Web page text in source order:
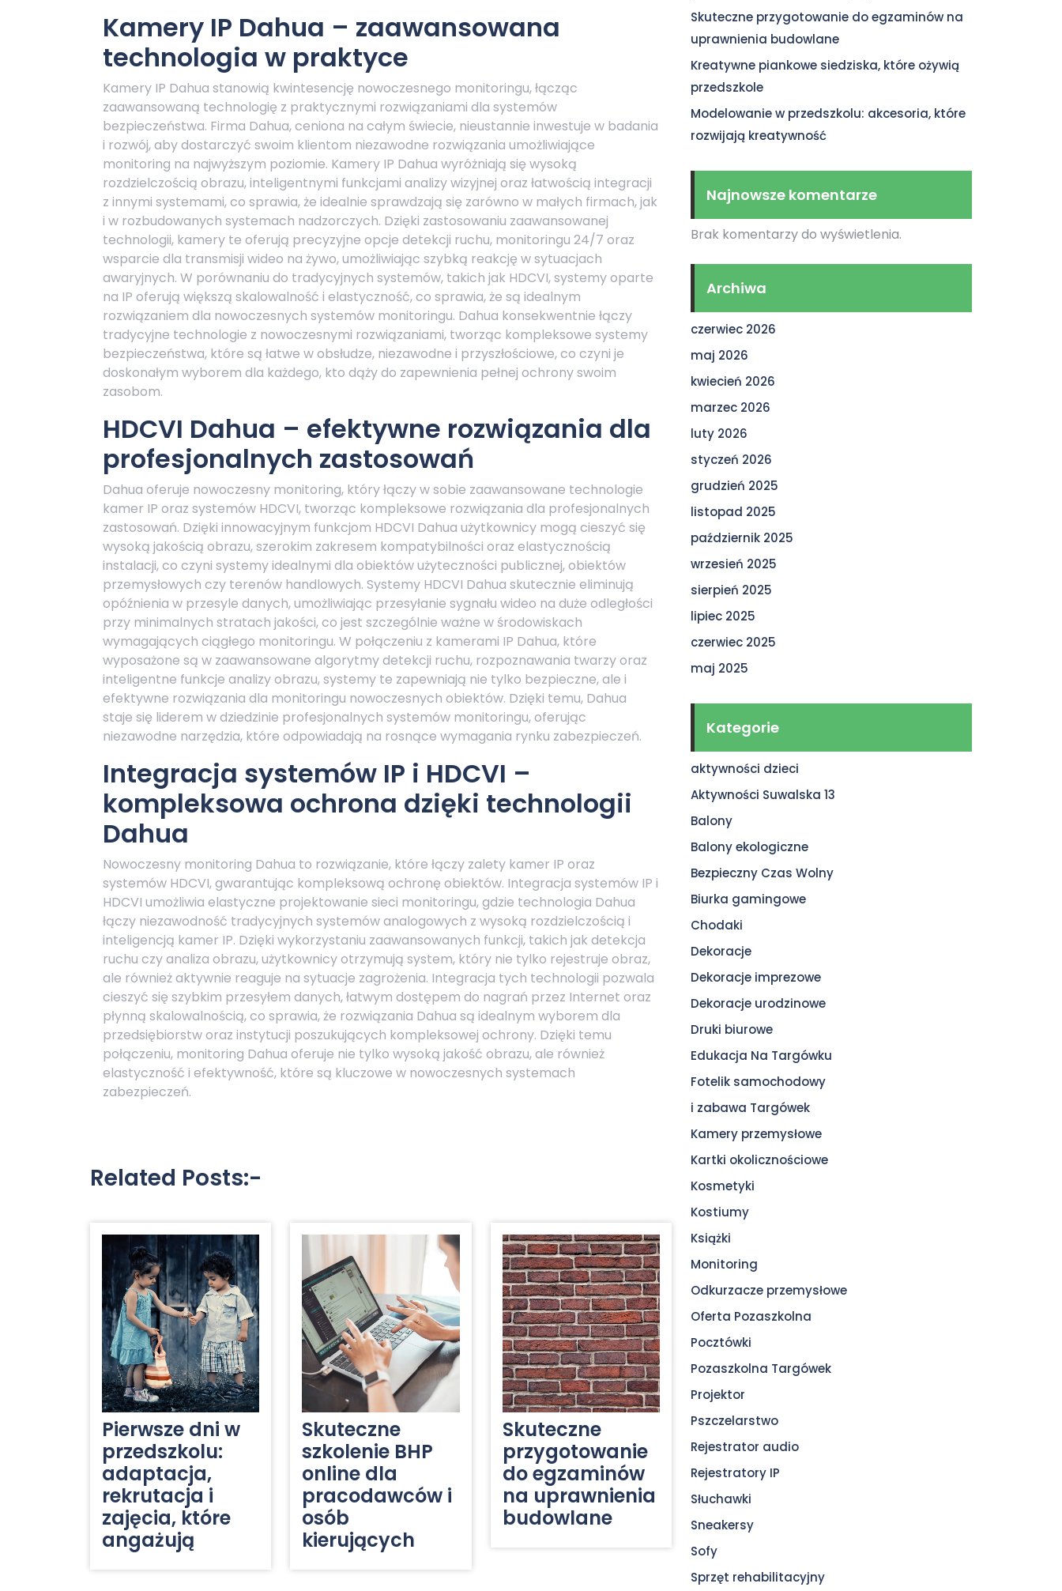
Kamery IP Dahua – zaawansowana
technologia w praktyce
Kamery IP Dahua stanowią kwintesencję nowoczesnego monitoringu, łącząc
zaawansowaną technologię z praktycznymi rozwiązaniami dla systemów
bezpieczeństwa. Firma Dahua, ceniona na całym świecie, nieustannie inwestuje w badania
i rozwój, aby dostarczyć swoim klientom niezawodne rozwiązania umożliwiające
monitoring na najwyższym poziomie. Kamery IP Dahua wyróżniają się wysoką
rozdzielczością obrazu, inteligentnymi funkcjami analizy wizyjnej oraz łatwością integracji
z innymi systemami, co sprawia, że idealnie sprawdzają się zarówno w małych firmach, jak
i w rozbudowanych systemach nadzorczych. Dzięki zastosowaniu zaawansowanej
technologii, kamery te oferują precyzyjne opcje detekcji ruchu, monitoringu 24/7 oraz
wsparcie dla transmisji wideo na żywo, umożliwiając szybką reakcję w sytuacjach
awaryjnych. W porównaniu do tradycyjnych systemów, takich jak HDCVI, systemy oparte
na IP oferują większą skalowalność i elastyczność, co sprawia, że są idealnym
rozwiązaniem dla nowoczesnych systemów monitoringu. Dahua konsekwentnie łączy
tradycyjne technologie z nowoczesnymi rozwiązaniami, tworząc kompleksowe systemy
bezpieczeństwa, które są łatwe w obsłudze, niezawodne i przyszłościowe, co czyni je
doskonałym wyborem dla każdego, kto dąży do zapewnienia pełnej ochrony swoim
zasobom.
HDCVI Dahua – efektywne rozwiązania dla
profesjonalnych zastosowań
Dahua oferuje nowoczesny monitoring, który łączy w sobie zaawansowane technologie
kamer IP oraz systemów HDCVI, tworząc kompleksowe rozwiązania dla profesjonalnych
zastosowań. Dzięki innowacyjnym funkcjom HDCVI Dahua użytkownicy mogą cieszyć się
wysoką jakością obrazu, szerokim zakresem kompatybilności oraz elastycznością
instalacji, co czyni systemy idealnymi dla obiektów użyteczności publicznej, obiektów
przemysłowych czy terenów handlowych. Systemy HDCVI Dahua skutecznie eliminują
opóźnienia w przesyle danych, umożliwiając przesyłanie sygnału wideo na duże odległości
przy minimalnych stratach jakości, co jest szczególnie ważne w środowiskach
wymagających ciągłego monitoringu. W połączeniu z kamerami IP Dahua, które
wyposażone są w zaawansowane algorytmy detekcji ruchu, rozpoznawania twarzy oraz
inteligentne funkcje analizy obrazu, systemy te zapewniają nie tylko bezpieczne, ale i
efektywne rozwiązania dla monitoringu nowoczesnych obiektów. Dzięki temu, Dahua
staje się liderem w dziedzinie profesjonalnych systemów monitoringu, oferując
niezawodne narzędzia, które odpowiadają na rosnące wymagania rynku zabezpieczeń.
Integracja systemów IP i HDCVI –
kompleksowa ochrona dzięki technologii
Dahua
Nowoczesny monitoring Dahua to rozwiązanie, które łączy zalety kamer IP oraz
systemów HDCVI, gwarantując kompleksową ochronę obiektów. Integracja systemów IP i
HDCVI umożliwia elastyczne projektowanie sieci monitoringu, gdzie technologia Dahua
łączy niezawodność tradycyjnych systemów analogowych z wysoką rozdzielczością i
inteligencją kamer IP. Dzięki wykorzystaniu zaawansowanych funkcji, takich jak detekcja
ruchu czy analiza obrazu, użytkownicy otrzymują system, który nie tylko rejestruje obraz,
ale również aktywnie reaguje na sytuacje zagrożenia. Integracja tych technologii pozwala
cieszyć się szybkim przesyłem danych, łatwym dostępem do nagrań przez Internet oraz
płynną skalowalnością, co sprawia, że rozwiązania Dahua są idealnym wyborem dla
przedsiębiorstw oraz instytucji poszukujących kompleksowej ochrony. Dzięki temu
połączeniu, monitoring Dahua oferuje nie tylko wysoką jakość obrazu, ale również
elastyczność i efektywność, które są kluczowe w nowoczesnych systemach
zabezpieczeń.
Related Posts:-
Pierwsze dni w
przedszkolu:
adaptacja,
rekrutacja i
zajęcia, które
angażują
Skuteczne
szkolenie BHP
online dla
pracodawców i
osób
kierujących
Skuteczne
przygotowanie
do egzaminów
na uprawnienia
budowlane
Skuteczne przygotowanie do egzaminów na
uprawnienia budowlane
Kreatywne piankowe siedziska, które ożywią
przedszkole
Modelowanie w przedszkolu: akcesoria, które
rozwijają kreatywność
Najnowsze komentarze
Brak komentarzy do wyświetlenia.
Archiwa
czerwiec 2026
maj 2026
kwiecień 2026
marzec 2026
luty 2026
styczeń 2026
grudzień 2025
listopad 2025
październik 2025
wrzesień 2025
sierpień 2025
lipiec 2025
czerwiec 2025
maj 2025
Kategorie
aktywności dzieci
Aktywności Suwalska 13
Balony
Balony ekologiczne
Bezpieczny Czas Wolny
Biurka gamingowe
Chodaki
Dekoracje
Dekoracje imprezowe
Dekoracje urodzinowe
Druki biurowe
Edukacja Na Targówku
Fotelik samochodowy
i zabawa Targówek
Kamery przemysłowe
Kartki okolicznościowe
Kosmetyki
Kostiumy
Książki
Monitoring
Odkurzacze przemysłowe
Oferta Pozaszkolna
Pocztówki
Pozaszkolna Targówek
Projektor
Pszczelarstwo
Rejestrator audio
Rejestratory IP
Słuchawki
Sneakersy
Sofy
Sprzęt rehabilitacyjny